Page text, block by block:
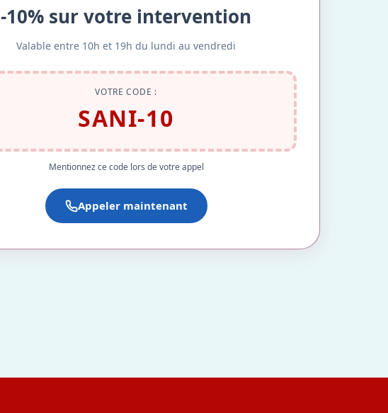
-10% sur votre intervention
Valable entre 10h et 19h du lundi au vendredi
VOTRE CODE :
SANI-10
Mentionnez ce code lors de votre appel
Appeler maintenant